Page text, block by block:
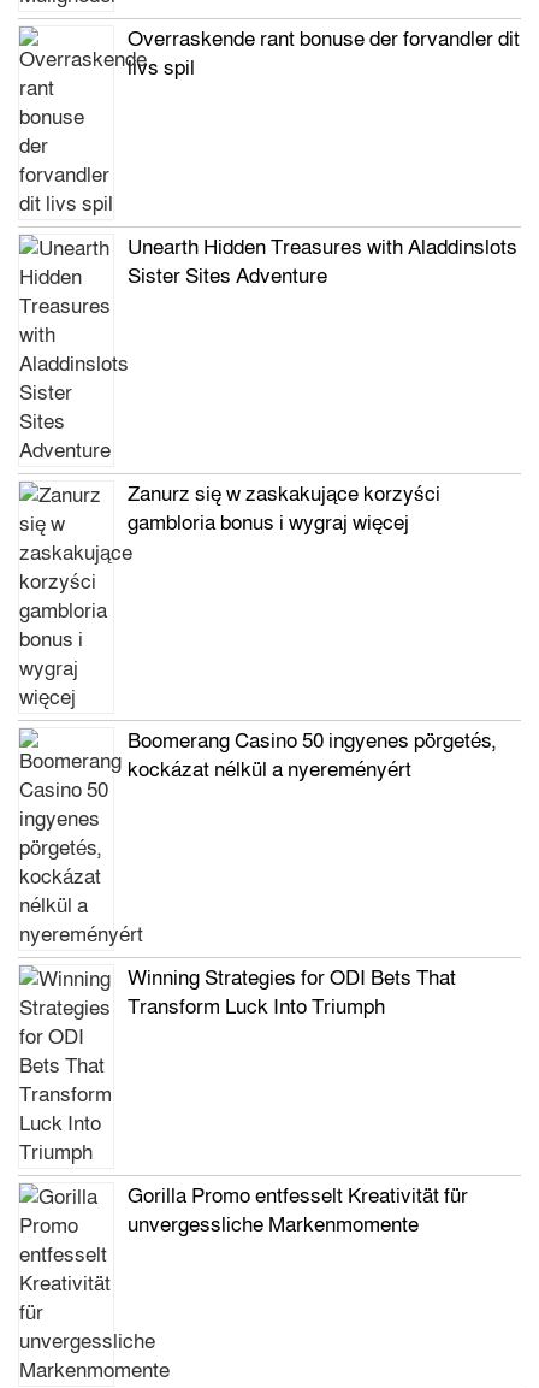
Overraskende rant bonuse der forvandler dit
livs spil
Unearth Hidden Treasures with Aladdinslots
Sister Sites Adventure
Zanurz się w zaskakujące korzyści
gambloria bonus i wygraj więcej
Boomerang Casino 50 ingyenes pörgetés,
kockázat nélkül a nyereményért
Winning Strategies for ODI Bets That
Transform Luck Into Triumph
Gorilla Promo entfesselt Kreativität für
unvergessliche Markenmomente